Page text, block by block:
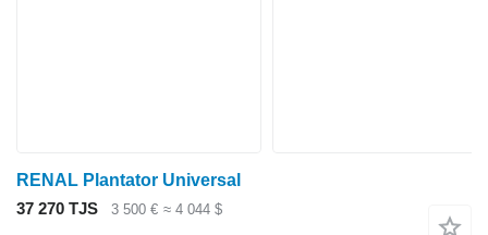
RENAL Plantator Universal
37 270 TJS
3 500 € ≈ 4 044 $